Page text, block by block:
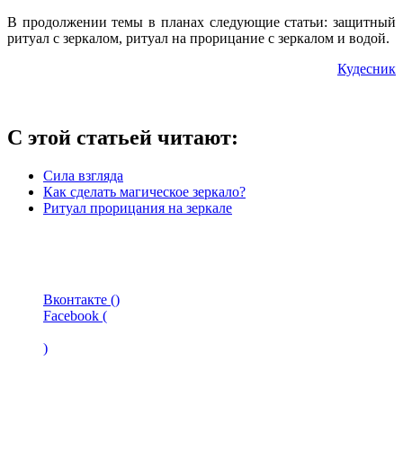
В продолжении темы в планах следующие статьи: защитный
ритуал с зеркалом, ритуал на прорицание с зеркалом и водой.
Кудесник
С этой статьей читают:
Сила взгляда
Как сделать магическое зеркало?
Ритуал прорицания на зеркале
Вконтакте ()
Facebook (
)